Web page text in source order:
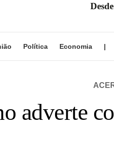
Política Economia |
adverte